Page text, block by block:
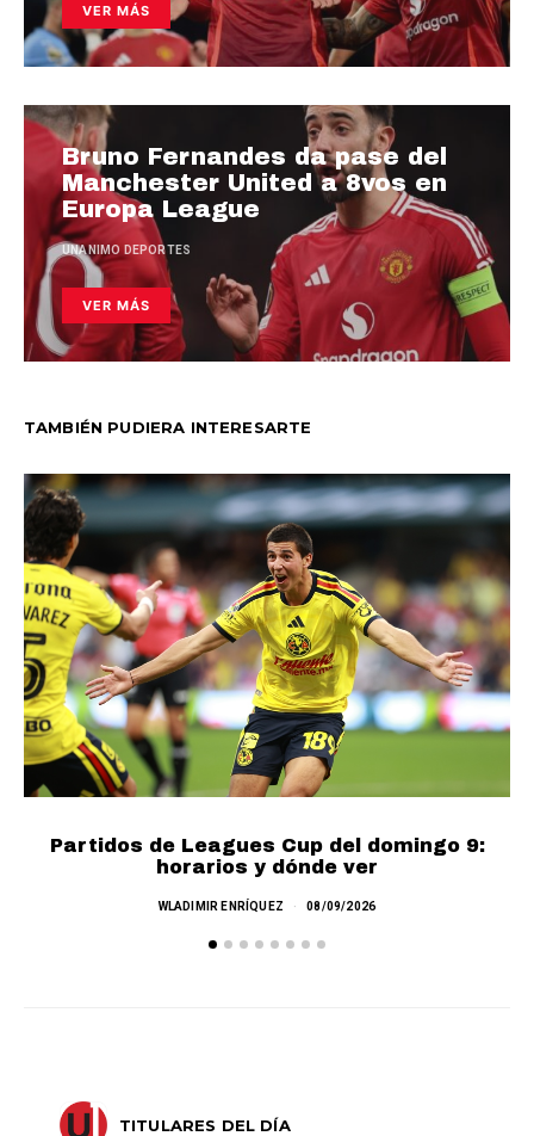
VER MÁS
Bruno Fernandes da pase del
Manchester United a 8vos en
Europa League
UNANIMO DEPORTES
VER MÁS
TAMBIÉN PUDIERA INTERESARTE
Partidos de Leagues Cup del domingo 9:
horarios y dónde ver
WLADIMIR ENRÍQUEZ 08/09/2026
TITULARES DEL DÍA